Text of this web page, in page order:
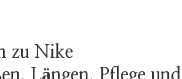
zu Nike
Längen, Pflege und